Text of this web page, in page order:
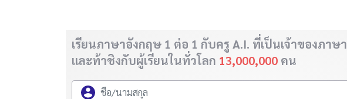
เรียนภาษาอังกฤษ 1 ต่อ 1 กับครู A.I. ที่เป็นเจ้าของภาษา
และท้าชิงกับผู้เรียนในทั่วโลก 13,000,000 คน